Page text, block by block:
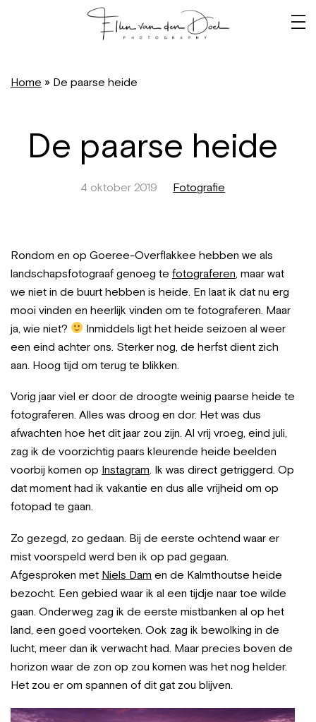
Home » De paarse heide
De paarse heide
4 oktober 2019 Fotografie
Rondom en op Goeree-Overflakkee hebben we als
landschapsfotograaf genoeg te fotograferen, maar wat
we niet in de buurt hebben is heide. En laat ik dat nu erg
mooi vinden en heerlijk vinden om te fotograferen. Maar
ja, wie niet?
Inmiddels ligt het heide seizoen al weer
een eind achter ons. Sterker nog, de herfst dient zich
aan. Hoog tijd om terug te blikken.
Vorig jaar viel er door de droogte weinig paarse heide te
fotograferen. Alles was droog en dor. Het was dus
afwachten hoe het dit jaar zou zijn. Al vrij vroeg, eind juli,
zag ik de voorzichtig paars kleurende heide beelden
voorbij komen op Instagram. Ik was direct getriggerd. Op
dat moment had ik vakantie en dus alle vrijheid om op
fotopad te gaan.
Zo gezegd, zo gedaan. Bij de eerste ochtend waar er
mist voorspeld werd ben ik op pad gegaan.
Afgesproken met Niels Dam en de Kalmthoutse heide
bezocht. Een gebied waar ik al een tijdje naar toe wilde
gaan. Onderweg zag ik de eerste mistbanken al op het
land, een goed voorteken. Ook zag ik bewolking in de
lucht, meer dan ik verwacht had. Maar precies boven de
horizon waar de zon op zou komen was het nog helder.
Het zou er om spannen of dit gat zou blijven.